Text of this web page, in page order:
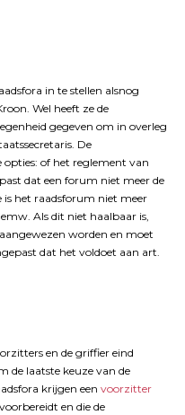
in te stellen alsnog
Wel heeft ze de
gegeven om in overleg
De
opties: of het reglement van
dat een forum niet meer de
is het raadsforum niet meer
Als dit niet haalbaar is,
worden en moet
dat het voldoet aan art.
en de griffier eind
de laatste keuze van de
krijgen een voorzitter
en die de